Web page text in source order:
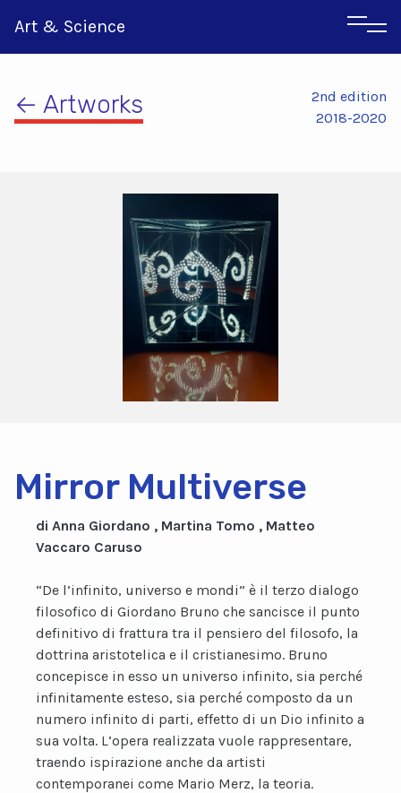
Art & Science
← Artworks
2nd edition
2018-2020
Mirror Multiverse
di Anna Giordano , Martina Tomo , Matteo
Vaccaro Caruso
“De l’infinito, universo e mondi” è il terzo dialogo
filosofico di Giordano Bruno che sancisce il punto
definitivo di frattura tra il pensiero del filosofo, la
dottrina aristotelica e il cristianesimo. Bruno
concepisce in esso un universo infinito, sia perché
infinitamente esteso, sia perché composto da un
numero infinito di parti, effetto di un Dio infinito a
sua volta. L’opera realizzata vuole rappresentare,
traendo ispirazione anche da artisti
contemporanei come Mario Merz, la teoria.